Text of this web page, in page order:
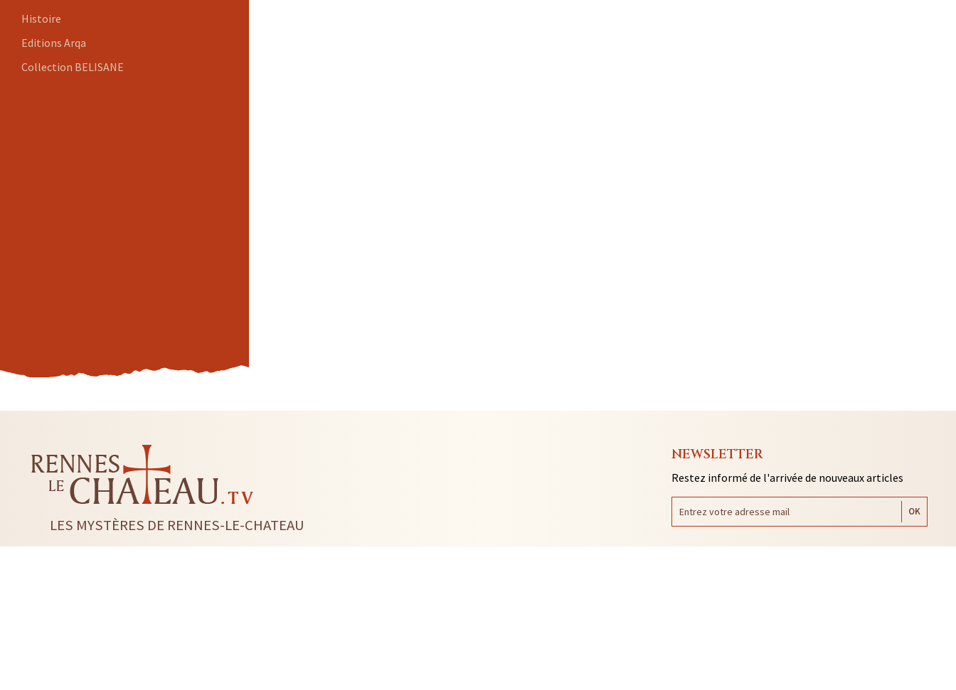
Histoire
Editions Arqa
Collection BELISANE
LES MYSTÈRES DE RENNES-LE-CHATEAU
NEWSLETTER
Restez informé de l'arrivée de nouveaux articles